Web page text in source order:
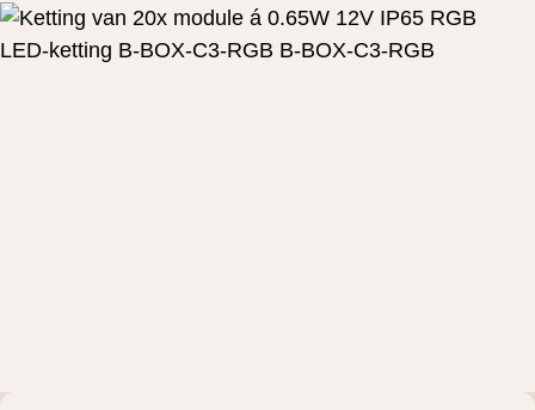
LED-ketting B-BOX-C3-RGB B-BOX-C3-RGB